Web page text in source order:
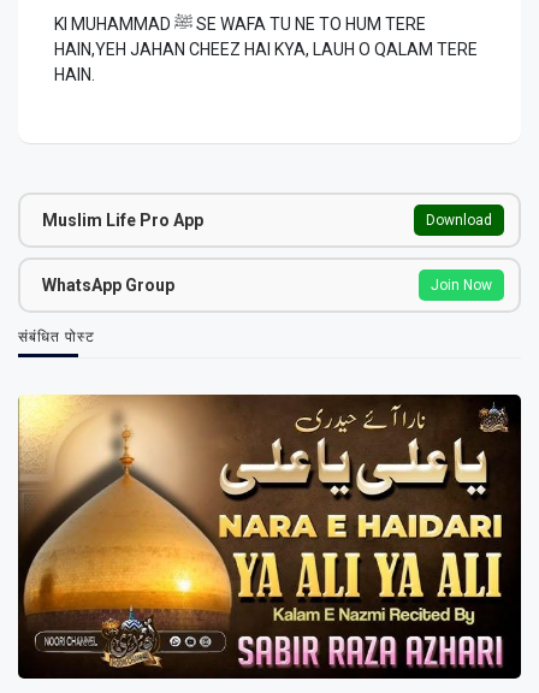
KI MUHAMMAD ﷺ SE WAFA TU NE TO HUM TERE
HAIN,YEH JAHAN CHEEZ HAI KYA, LAUH O QALAM TERE
HAIN.
Muslim Life Pro App Download
WhatsApp Group Join Now
संबंधित पोस्ट